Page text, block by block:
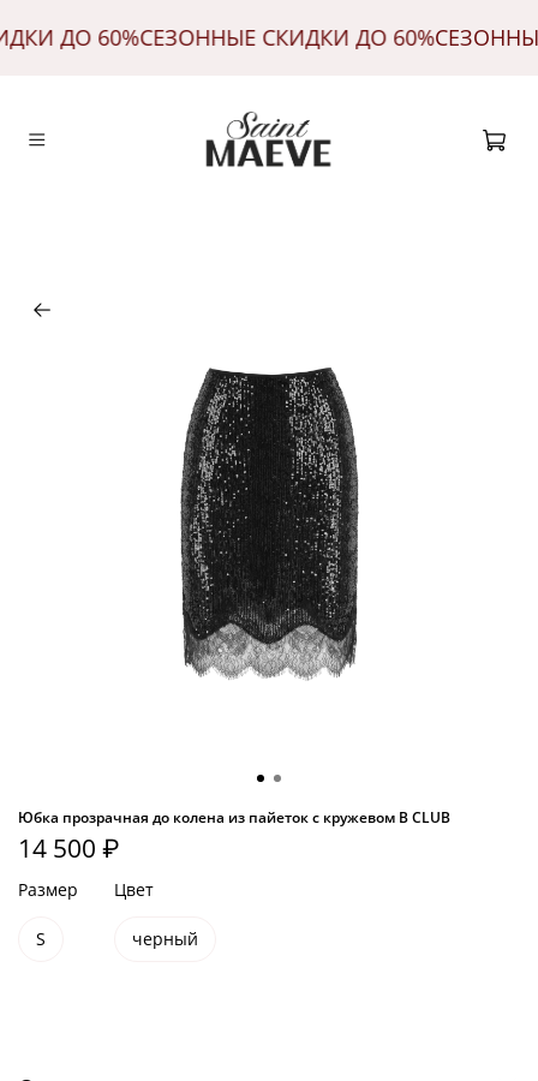
ДО 60%СЕЗОННЫЕ СКИДКИ ДО 60%
Юбка прозрачная до колена из пайеток с кружевом B CLUB
14 500 ₽
Размер
S
Цвет
черный